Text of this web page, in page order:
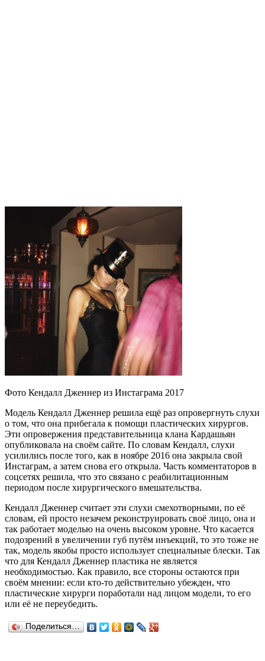
Фото Кендалл Дженнер из Инстаграма 2017
Модель Кендалл Дженнер решила ещё раз опровергнуть слухи
о том, что она прибегала к помощи пластических хирургов.
Эти опровержения представительница клана Кардашьян
опубликовала на своём сайте. По словам Кендалл, слухи
усилились после того, как в ноябре 2016 она закрыла свой
Инстаграм, а затем снова его открыла. Часть комментаторов в
соцсетях решила, что это связано с реабилитационным
периодом после хирургического вмешательства.
Кендалл Дженнер считает эти слухи смехотворными, по её
словам, ей просто незачем реконструировать своё лицо, она и
так работает моделью на очень высоком уровне. Что касается
подозрений в увеличении губ путём инъекций, то это тоже не
так, модель якобы просто использует специальные блески. Так
что для Кендалл Дженнер пластика не является
необходимостью. Как правило, все стороны остаются при
своём мнении: если кто-то действительно убежден, что
пластические хирурги поработали над лицом модели, то его
или её не переубедить.
Поделиться…